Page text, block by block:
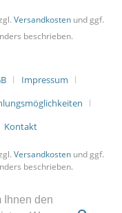
Ihnen den
Versandkosten und ggf.
beschrieben.
Impressum
Kontakt
Versandkosten und ggf.
beschrieben.